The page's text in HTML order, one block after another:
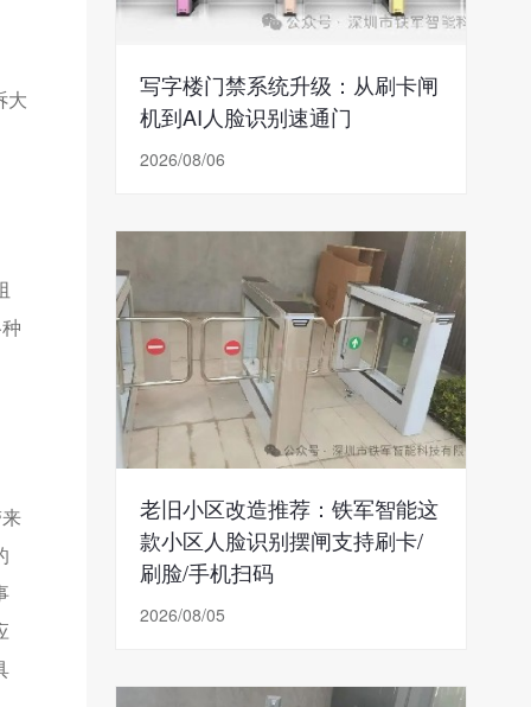
大
写字楼门禁系统升级：从刷卡闸
机到AI人脸识别速通门
2026/08/06
老旧小区改造推荐：铁军智能这
款小区人脸识别摆闸支持刷卡/
刷脸/手机扫码
2026/08/05